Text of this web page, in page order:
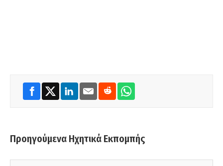
Προηγούμενα Ηχητικά Εκπομπής